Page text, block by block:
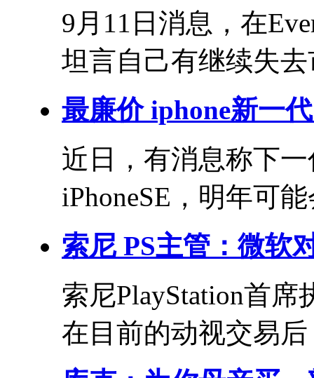
9月11日消息，在
坦言自己有继续失
最廉价 iphone新一
近日，有消息称下
iPhoneSE，明年可
索尼 PS主管：微软
索尼PlayStation首席
在目前的动视交易